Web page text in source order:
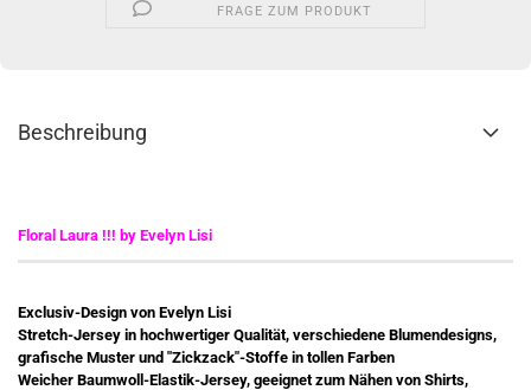
FRAGE ZUM PRODUKT
Beschreibung
Floral Laura !!! by Evelyn Lisi
Exclusiv-Design von Evelyn Lisi
Stretch-Jersey in hochwertiger Qualität, verschiedene Blumendesigns,
grafische Muster und "Zickzack"-Stoffe in tollen Farben
Weicher Baumwoll-Elastik-Jersey, geeignet zum Nähen von Shirts,